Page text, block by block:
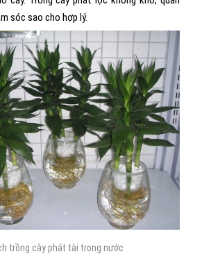
sóc sao cho hợp lý.
trồng cây phát tài trong nước